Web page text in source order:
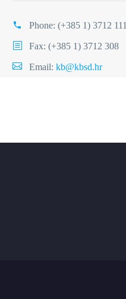
Phone: (+385 1) 3712 111
Fax: (+385 1) 3712 308
Email: kb@kbsd.hr